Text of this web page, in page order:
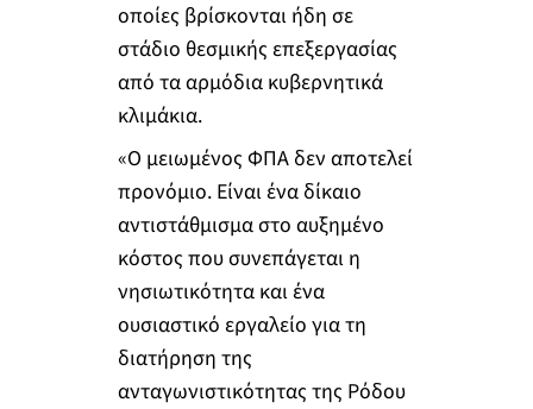
οποίες βρίσκονται ήδη σε
στάδιο θεσμικής επεξεργασίας
από τα αρμόδια κυβερνητικά
κλιμάκια.
«Ο μειωμένος ΦΠΑ δεν αποτελεί
προνόμιο. Είναι ένα δίκαιο
αντιστάθμισμα στο αυξημένο
κόστος που συνεπάγεται η
νησιωτικότητα και ένα
ουσιαστικό εργαλείο για τη
διατήρηση της
ανταγωνιστικότητας της Ρόδου